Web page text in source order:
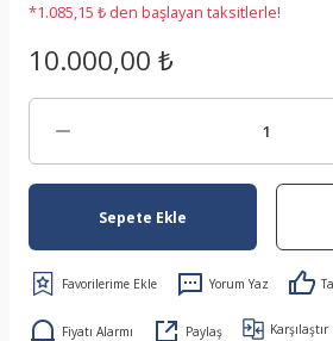
*1.085,15 ₺ den başlayan taksitlerle!
10.000,00 ₺
Sepete Ekle
Yorum Yaz
Fiyatı Alarmı Paylaş Karşılaştır